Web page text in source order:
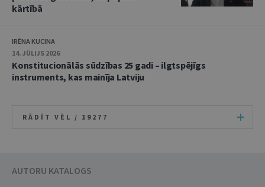
kārtībā
IRĒNA KUCINA
14. JŪLIJS 2026
Konstitucionālās sūdzības 25 gadi – ilgtspējīgs
instruments, kas mainīja Latviju
RĀDĪT VĒL / 19277
AUTORU KATALOGS